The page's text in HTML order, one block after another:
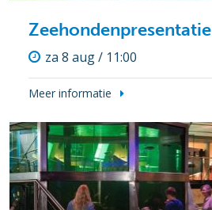
Zeehondenpresentatie
za 8 aug / 11:00
Meer informatie